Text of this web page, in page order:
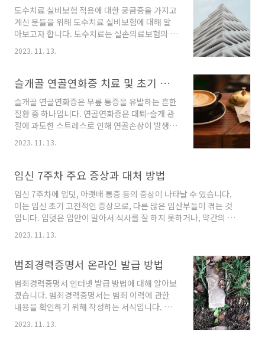
합한 시기로 알려져 있습니다. 그러나 독감 예방
접종은 언제든지 가능합니다. 따라서 항상 예방
을 위해 가능한 빨리 접종을 받는 것이 좋습니다.
비용과 무료 대상 독감 예방접종은 대부분의 경
세 이하의 어린이, 임신부, 만 65세 이상의 어르
신은 무..
도수치료 실비보험 적용에 대한 궁금증을 가지고
계신 분들을 위해 도수치료 실비보험에 대해 알
아보고자 합니다. 도수치료는 실손의료보험의 적
용 대상이며, 신체적인 불편함을 개선하는 치료
방법입니다. 도수치료의 경우 보험사마다 적용되
한 보험사에 문의하셔야 합니다. 도수치료 실비
부분으로, 국민건강보험에서는 보장하지 않는 항
목들을 실손의료보험을 통해 보장받을 수 있게
해줍니다. 도수치료는 보통 1년에 350만원까지,
50회까지 보장되며, 적용되는 금액은 보험사마
을 확인하시는 것이 좋습니다. 도수치료 실비보
험 가입 방법 만약 이미 실..
2023. 11. 13.
슬개골 연골연화증 치료 및 초기 대응
슬개골 연골연화증은 무릎 통증을 유발하는 흔한
질환 중 하나입니다. 연골연화증은 대퇴-슬개 관
절에 과도한 스트레스로 인해 연골손상이 발생하
는 것이 일반적인 원인입니다. 환자들은 주로 계
단을 내려갈 때나 앉을 때 통증을 느끼게 됩니다.
것으로 연골연화증으로 일반적으로 불리지만, 조
직학적 변화가 없더라도 통증이 있을 수 있어 정
확한 병명은 슬개대퇴통증증후군이라고 합니다.
슬개골 연골연화증의 주요 원인은 무릎에 가해지
는 과도한 전단력과 내회전입니다. 슬개골의 외
측 활주를 유발하는데, 스쿼트나 런지와 같은 운
러한 원인으로 인해 내회전된 무릎은 Q각의 증가
와도 관련이 있습니다..
2023. 11. 13.
임신 7주차 주요 증상과 대처 방법
임신 7주차에 입덧, 아랫배 통증 등의 증상이 나타날 수 있습니다.
이는 임신 초기 고전적인 증상으로, 다른 많은 임산부들이 겪는 것
입니다. 입덧은 입안이 말아서 식사를 잘 하지 못하거나, 약간의 움
은 생리통과 비슷한 느낌으로 아랫배가 아프고 당기는 느낌을 주는
영향을 미칠 정도로 심각하지는 않습니다. 입덧 대처 방법 입덧으로
인해 식사가 제대로 이루어지지 않을 수 있습니다. 이 때는 입안을
관리하고, 입덧이 심해지지 않도록 온도 조절이나 마이크로브러시
등의 도구를 사용하여 입안을 청결하게 유지해야 합니다. 또한 입안
을 살균하는 효과가 있는 치약이나 구강청결제를 사용하여 입덧의..
2023. 11. 13.
범죄경력증명서 온라인 발급 방법
범죄경력증명서 인터넷 발급 방법에 대해 알아보
겠습니다. 범죄경력증명서는 범죄 이력에 관한
내용을 확인하기 위해 작성하는 서식입니다. 외
력증명서를 발급받아야 합니다. 브라질뿐만 아니
2023. 11. 13.